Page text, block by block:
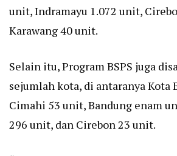
unit, Indramayu 1.072 unit,
Karawang 40 unit.
Selain itu, Program BSPS juga
sejumlah kota, di antaranya Kota
Cimahi 53 unit, Bandung enam
296 unit, dan Cirebon 23 unit.